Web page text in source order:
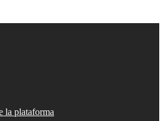
la plataforma